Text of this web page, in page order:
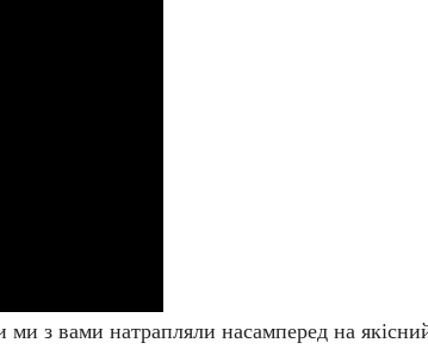
ми з вами натрапляли насамперед на